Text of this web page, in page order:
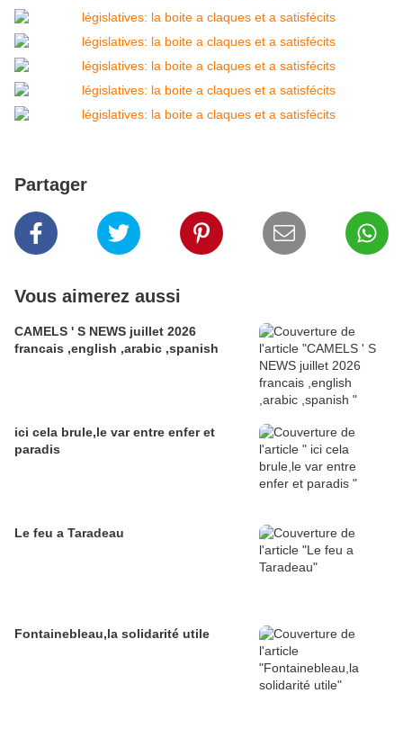
Partager
Vous aimerez aussi
CAMELS ' S NEWS juillet 2026
francais ,english ,arabic ,spanish
ici cela brule,le var entre enfer et
paradis
Le feu a Taradeau
Fontainebleau,la solidarité utile